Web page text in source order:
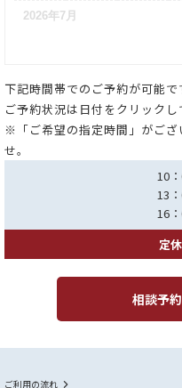
2026年7月
下記時間帯でのご予約が可能で
ご予約状況は日付をクリックし
※「ご希望の指定時間」がござ
せ。
10
13
16
定
相談予
ご利用の流れ